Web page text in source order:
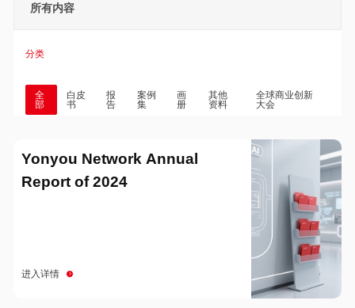
所有内容
分类
全
部
白皮
书
报
告
案例
集
画
册
其他
资料
全球商业创新
大会
Yonyou Network Annual
Report of 2024
进入详情